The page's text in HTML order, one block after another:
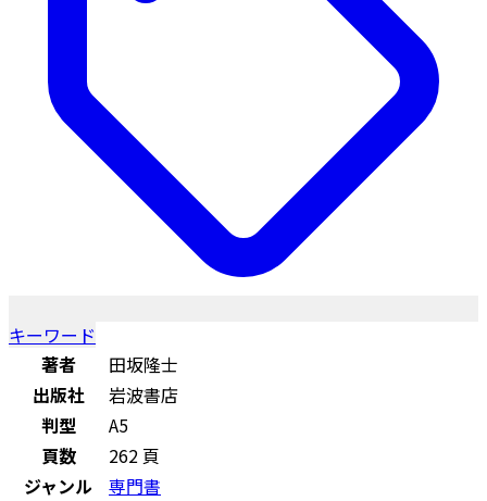
キーワード
著者
田坂隆士
出版社
岩波書店
判型
A5
頁数
262 頁
ジャンル
専門書